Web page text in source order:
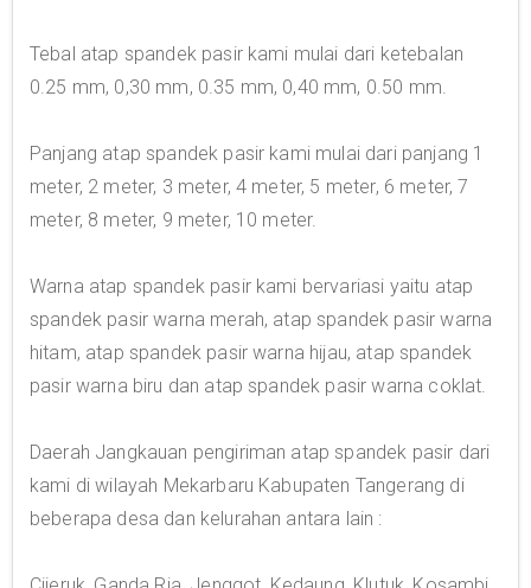
Tebal atap spandek pasir kami mulai dari ketebalan
0.25 mm, 0,30 mm, 0.35 mm, 0,40 mm, 0.50 mm.
Panjang atap spandek pasir kami mulai dari panjang 1
meter, 2 meter, 3 meter, 4 meter, 5 meter, 6 meter, 7
meter, 8 meter, 9 meter, 10 meter.
Warna atap spandek pasir kami bervariasi yaitu atap
spandek pasir warna merah, atap spandek pasir warna
hitam, atap spandek pasir warna hijau, atap spandek
pasir warna biru dan atap spandek pasir warna coklat.
Daerah Jangkauan pengiriman atap spandek pasir dari
kami di wilayah Mekarbaru Kabupaten Tangerang di
beberapa desa dan kelurahan antara lain :